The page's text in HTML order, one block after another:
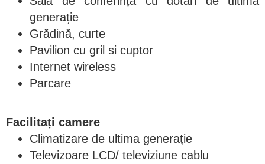
generație
Grădină, curte
Pavilion cu gril si cuptor
Internet wireless
Parcare
Facilitați camere
Climatizare de ultima generație
Televizoare LCD/ televiziune cablu